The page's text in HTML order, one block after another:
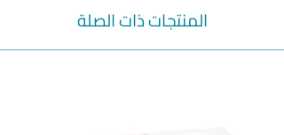
Generic Category: B2-STIMULANT
Ingredients: Salbutamol